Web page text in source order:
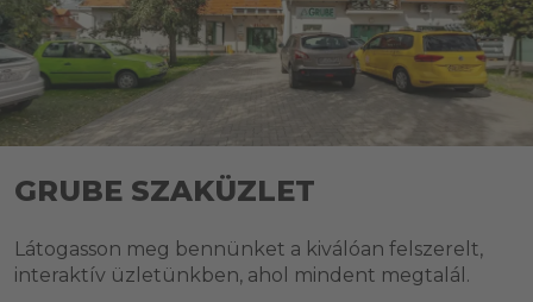
GRUBE SZAKÜZLET
Látogasson meg bennünket a kiválóan felszerelt,
interaktív üzletünkben, ahol mindent megtalál.